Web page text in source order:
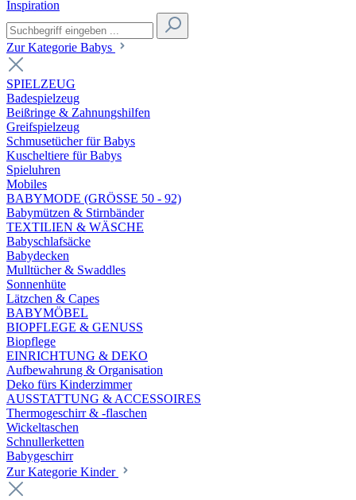
Inspiration
Zur Kategorie Babys
SPIELZEUG
Badespielzeug
Beißringe & Zahnungshilfen
Greifspielzeug
Schmusetücher für Babys
Kuscheltiere für Babys
Spieluhren
Mobiles
BABYMODE (GRÖSSE 50 - 92)
Babymützen & Stirnbänder
TEXTILIEN & WÄSCHE
Babyschlafsäcke
Babydecken
Mulltücher & Swaddles
Sonnenhüte
Lätzchen & Capes
BABYMÖBEL
BIOPFLEGE & GENUSS
Biopflege
EINRICHTUNG & DEKO
Aufbewahrung & Organisation
Deko fürs Kinderzimmer
AUSSTATTUNG & ACCESSOIRES
Thermogeschirr & -flaschen
Wickeltaschen
Schnullerketten
Babygeschirr
Zur Kategorie Kinder